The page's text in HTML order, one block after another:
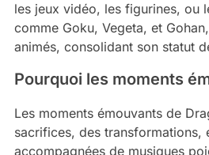
les jeux vidéo, les figurines, ou
comme Goku, Vegeta, et
animés, consolidant son statut
Pourquoi les moments
Les moments émouvants de
sacrifices, des transformations,
accompagnées de musiques